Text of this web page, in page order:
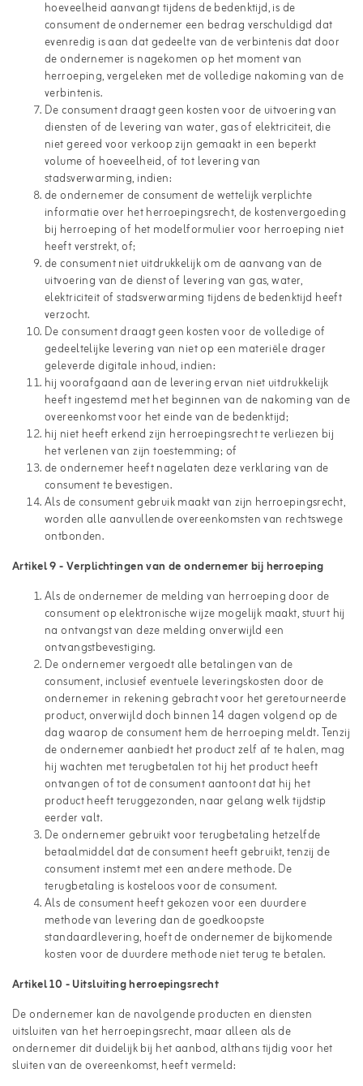
hoeveelheid aanvangt tijdens de bedenktijd, is de
consument de ondernemer een bedrag verschuldigd dat
evenredig is aan dat gedeelte van de verbintenis dat door
de ondernemer is nagekomen op het moment van
herroeping, vergeleken met de volledige nakoming van de
verbintenis.
De consument draagt geen kosten voor de uitvoering van
diensten of de levering van water, gas of elektriciteit, die
niet gereed voor verkoop zijn gemaakt in een beperkt
volume of hoeveelheid, of tot levering van
stadsverwarming, indien:
de ondernemer de consument de wettelijk verplichte
informatie over het herroepingsrecht, de kostenvergoeding
bij herroeping of het modelformulier voor herroeping niet
heeft verstrekt, of;
de consument niet uitdrukkelijk om de aanvang van de
uitvoering van de dienst of levering van gas, water,
elektriciteit of stadsverwarming tijdens de bedenktijd heeft
verzocht.
De consument draagt geen kosten voor de volledige of
gedeeltelijke levering van niet op een materiële drager
geleverde digitale inhoud, indien:
hij voorafgaand aan de levering ervan niet uitdrukkelijk
heeft ingestemd met het beginnen van de nakoming van de
overeenkomst voor het einde van de bedenktijd;
hij niet heeft erkend zijn herroepingsrecht te verliezen bij
het verlenen van zijn toestemming; of
de ondernemer heeft nagelaten deze verklaring van de
consument te bevestigen.
Als de consument gebruik maakt van zijn herroepingsrecht,
worden alle aanvullende overeenkomsten van rechtswege
ontbonden.
Artikel 9-Verplichtingen van de ondernemer bij herroeping
Als de ondernemer de melding van herroeping door de
consument op elektronische wijze mogelijk maakt, stuurt hij
na ontvangst van deze melding onverwijld een
ontvangstbevestiging.
De ondernemer vergoedt alle betalingen van de
consument, inclusief eventuele leveringskosten door de
ondernemer in rekening gebracht voor het geretourneerde
product, onverwijld doch binnen 14 dagen volgend op de
dag waarop de consument hem de herroeping meldt. Tenzij
de ondernemer aanbiedt het product zelf af te halen, mag
hij wachten met terugbetalen tot hij het product heeft
ontvangen of tot de consument aantoont dat hij het
product heeft teruggezonden, naar gelang welk tijdstip
eerder valt.
De ondernemer gebruikt voor terugbetaling hetzelfde
betaalmiddel dat de consument heeft gebruikt, tenzij de
consument instemt met een andere methode. De
terugbetaling is kosteloos voor de consument.
Als de consument heeft gekozen voor een duurdere
methode van levering dan de goedkoopste
standaardlevering, hoeft de ondernemer de bijkomende
kosten voor de duurdere methode niet terug te betalen.
Artikel 10 - Uitsluiting herroepingsrecht
De ondernemer kan de navolgende producten en diensten
uitsluiten van het herroepingsrecht, maar alleen als de
ondernemer dit duidelijk bij het aanbod, althans tijdig voor het
sluiten van de overeenkomst, heeft vermeld: